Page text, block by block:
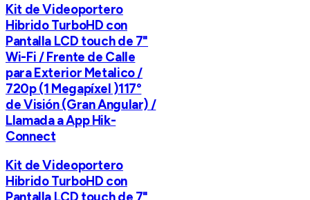
Kit de Videoportero
Hibrido TurboHD con
Pantalla LCD touch de 7"
Wi-Fi / Frente de Calle
para Exterior Metalico /
720p (1 Megapíxel )117°
de Visión (Gran Angular) /
Llamada a App Hik-
Connect
Kit de Videoportero
Hibrido TurboHD con
Pantalla LCD touch de 7"